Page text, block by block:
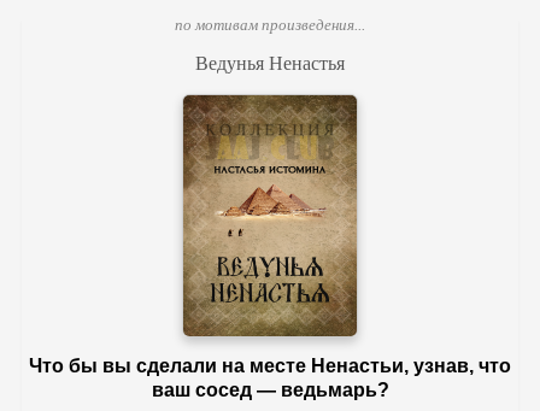
по мотивам произведения...
Ведунья Ненастья
Что бы вы сделали на месте Ненастьи, узнав, что
ваш сосед — ведьмарь?